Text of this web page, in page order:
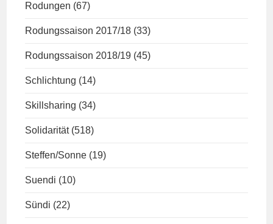
Rodungen (67)
Rodungssaison 2017/18 (33)
Rodungssaison 2018/19 (45)
Schlichtung (14)
Skillsharing (34)
Solidarität (518)
Steffen/Sonne (19)
Suendi (10)
Sündi (22)